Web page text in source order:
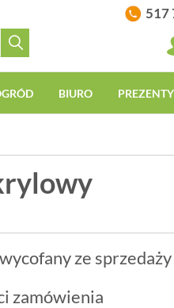
517
BIURO PREZENTY
ze
zamówienia